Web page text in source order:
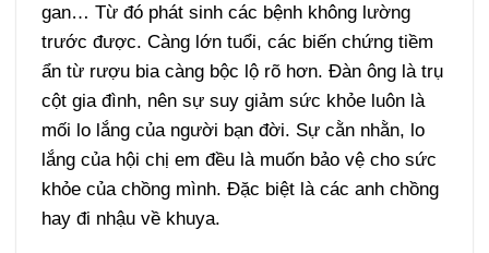
gan… Từ đó phát sinh các bệnh không lường
trước được. Càng lớn tuổi, các biến chứng tiềm
ẩn từ rượu bia càng bộc lộ rõ hơn. Đàn ông là trụ
cột gia đình, nên sự suy giảm sức khỏe luôn là
mối lo lắng của người bạn đời. Sự cằn nhằn, lo
lắng của hội chị em đều là muốn bảo vệ cho sức
khỏe của chồng mình. Đặc biệt là các anh chồng
hay đi nhậu về khuya.